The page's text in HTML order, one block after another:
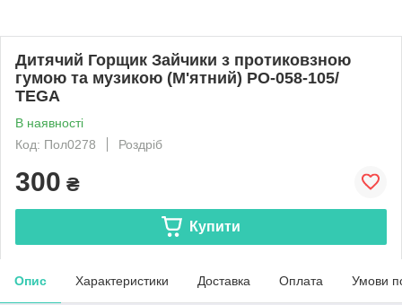
Дитячий Горщик Зайчики з протиковзною
гумою та музикою (М'ятний) PO-058-105/
TEGA
В наявності
Код: Пол0278
Роздріб
300 ₴
Купити
Опис Характеристики Доставка Оплата Умови